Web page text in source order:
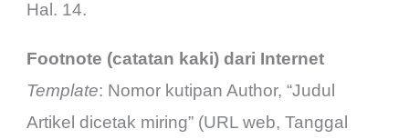
Hal. 14.
Footnote (catatan kaki) dari Internet
Template: Nomor kutipan Author, “Judul
Artikel dicetak miring” (URL web, Tanggal